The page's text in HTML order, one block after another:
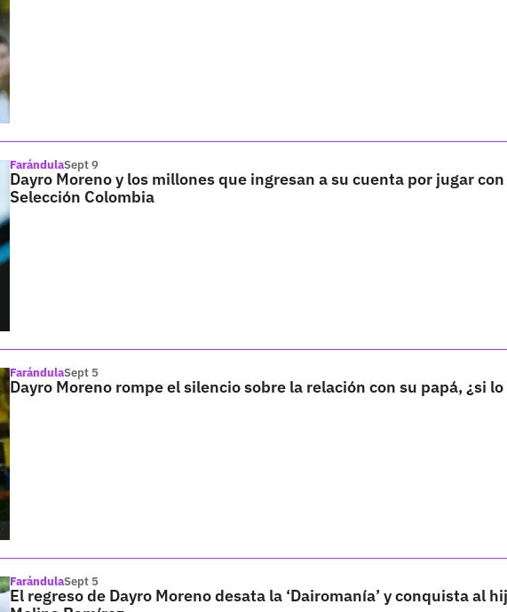
FarándulaSept 9
Dayro Moreno y los millones que ingresan a su cuenta por jugar
Selección Colombia
FarándulaSept 5
Dayro Moreno rompe el silencio sobre la relación con su papá, ¿si
FarándulaSept 5
El regreso de Dayro Moreno desata la ‘Dairomanía’ y conquista al